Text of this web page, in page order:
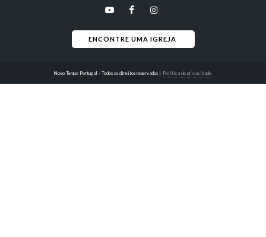
ENCONTRE UMA IGREJA
Novo Tempo Portugal - Todos os direitos reservados| Política de privacidade